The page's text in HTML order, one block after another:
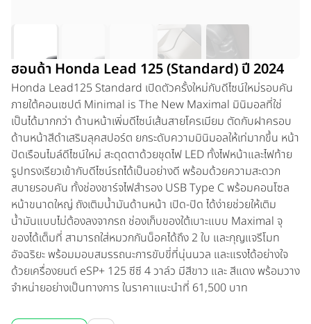
ฮอนด้า Honda Lead 125 (Standard) ปี 2024
Honda Lead125 Standard เปิดตัวครั้งใหม่กับดีไซน์ใหม่รอบคัน
ภายใต้คอนเซปต์ Minimal is The New Maximal มินิมอลที่ใช่
เป็นได้มากกว่า ด้านหน้าเพิ่มดีไซน์เส้นสายโครเมียม ตัดกับฝาครอบ
ด้านหน้าสีดำเสริมลุคสปอร์ต ยกระดับความมินิมอลให้เท่มากขึ้น หน้า
ปัดเรือนไมล์ดีไซน์ใหม่ สะดุดตาด้วยชุดไฟ LED ทั้งไฟหน้าและไฟท้าย
รูปทรงเรียวเข้ากับดีไซน์รถได้เป็นอย่างดี พร้อมด้วยความสะดวก
สบายรอบคัน ทั้งช่องชาร์จไฟสำรอง USB Type C พร้อมคอนโซล
หน้าขนาดใหญ่ ถังเติมน้ำมันด้านหน้า เปิด-ปิด ได้ง่ายช่วยให้เติม
น้ำมันแบบไม่ต้องลงจากรถ ช่องเก็บของใต้เบาะแบบ Maximal จุ
ของได้เต็มที่ สามารถใส่หมวกกันน็อคได้ถึง 2 ใบ และกุญแจรีโมท
อัจฉริยะ พร้อมมอบสมรรถนะการขับขี่ที่นุ่นนวล และแรงได้อย่างใจ
ด้วยเครื่องยนต์ eSP+ 125 ซีซี 4 วาล์ว มีสีขาว และ สีแดง พร้อมวาง
จำหน่ายอย่างเป็นทางการ ในราคาแนะนำที่ 61,500 บาท